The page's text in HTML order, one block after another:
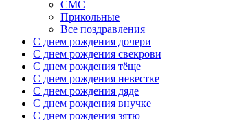
СМС
Прикольные
Все поздравления
C днем рождения дочери
C днем рождения свекрови
C днем рождения тёще
C днем рождения невестке
C днем рождения дяде
C днем рождения внучке
C днем рождения зятю